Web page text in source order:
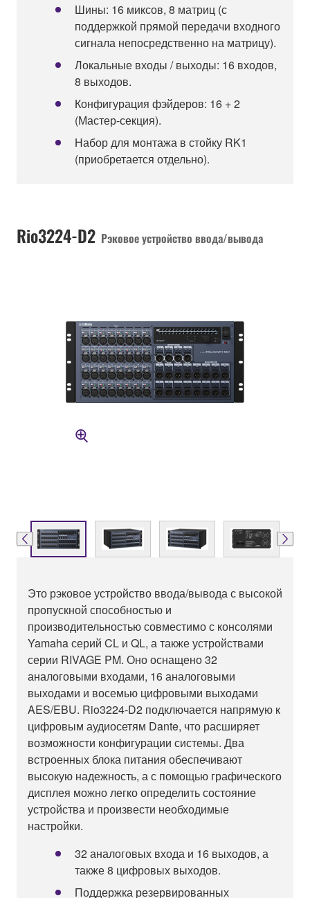
Шины: 16 миксов, 8 матриц (с
поддержкой прямой передачи входного
сигнала непосредственно на матрицу).
Локальные входы / выходы: 16 входов,
8 выходов.
Конфигурация фэйдеров: 16 + 2
(Мастер-секция).
Набор для монтажа в стойку RK1
(приобретается отдельно).
Rio3224-D2 Рэковое устройство ввода/вывода
Это рэковое устройство ввода/вывода с высокой
пропускной способностью и
производительностью совместимо с консолями
Yamaha серий CL и QL, а также устройствами
серии RIVAGE PM. Оно оснащено 32
аналоговыми входами, 16 аналоговыми
выходами и восемью цифровыми выходами
AES/EBU. Rio3224-D2 подключается напрямую к
цифровым аудиосетям Dante, что расширяет
возможности конфигурации системы. Два
встроенных блока питания обеспечивают
высокую надежность, а с помощью графического
дисплея можно легко определить состояние
устройства и произвести необходимые
настройки.
32 аналоговых входа и 16 выходов, а
также 8 цифровых выходов.
Поддержка резервированных